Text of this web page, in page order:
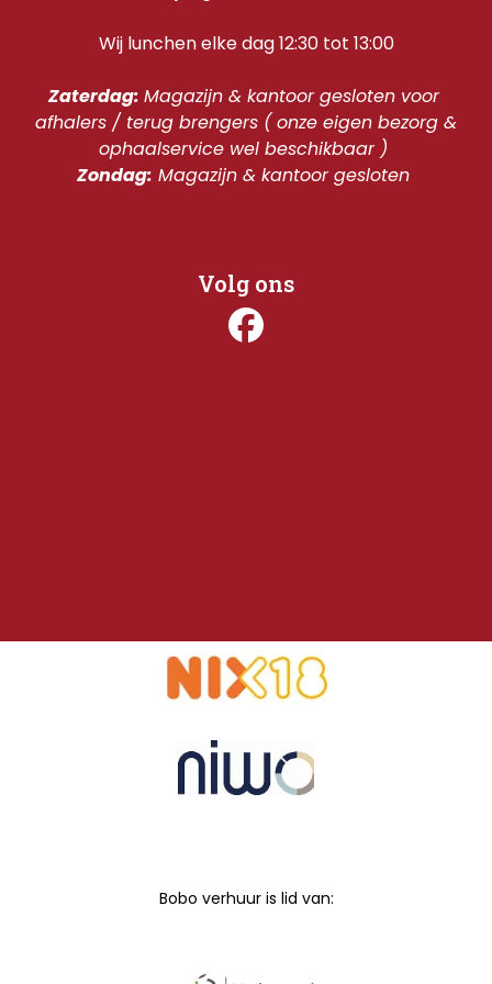
Wij lunchen elke dag 12:30 tot 13:00
Zaterdag: Magazijn & kantoor gesloten voor
afhalers / terug brengers ( onze eigen bezorg &
ophaalservice wel beschikbaar )
Zondag: Magazijn & kantoor gesloten
Volg ons
Bobo verhuur is lid van: